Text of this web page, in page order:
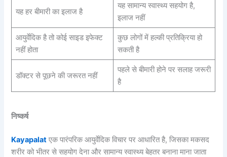
यह हर बीमारी का इलाज है
यह सामान्य स्वास्थ्य सहयोग है,
इलाज नहीं
आयुर्वेदिक है तो कोई साइड इफेक्ट
नहीं होता
कुछ लोगों में हल्की प्रतिक्रिया हो
सकती है
डॉक्टर से पूछने की जरूरत नहीं
पहले से बीमारी होने पर सलाह जरूरी
है
निष्कर्ष
Kayapalat एक पारंपरिक आयुर्वेदिक विचार पर आधारित है, जिसका मकसद
शरीर को भीतर से सहयोग देना और सामान्य स्वास्थ्य बेहतर बनाना माना जाता